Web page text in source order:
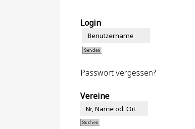
Login
Passwort vergessen?
Vereine